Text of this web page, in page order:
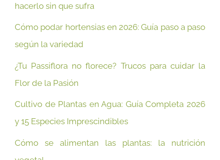
hacerlo sin que sufra
Cómo podar hortensias en 2026: Guía paso a paso
según la variedad
¿Tu Passiflora no florece? Trucos para cuidar la
Flor de la Pasión
Cultivo de Plantas en Agua: Guía Completa 2026
y 15 Especies Imprescindibles
Cómo se alimentan las plantas: la nutrición